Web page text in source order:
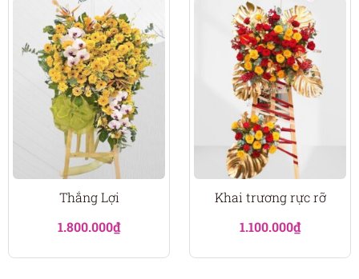
Thắng Lợi
1.800.000₫
Khai trương rực rỡ
1.100.000₫